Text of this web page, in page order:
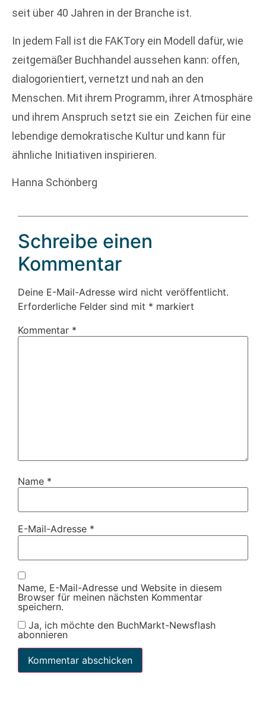
seit über 40 Jahren in der Branche ist.
In jedem Fall ist die FAKTory ein Modell dafür, wie
zeitgemäßer Buchhandel aussehen kann: offen,
dialogorientiert, vernetzt und nah an den
Menschen. Mit ihrem Programm, ihrer Atmosphäre
und ihrem Anspruch setzt sie ein Zeichen für eine
lebendige demokratische Kultur und kann für
ähnliche Initiativen inspirieren.
Hanna Schönberg
Schreibe einen
Kommentar
Deine E-Mail-Adresse wird nicht veröffentlicht.
Erforderliche Felder sind mit * markiert
Kommentar *
Name *
E-Mail-Adresse *
Name, E-Mail-Adresse und Website in diesem
Browser für meinen nächsten Kommentar
speichern.
Ja, ich möchte den BuchMarkt-Newsflash
abonnieren